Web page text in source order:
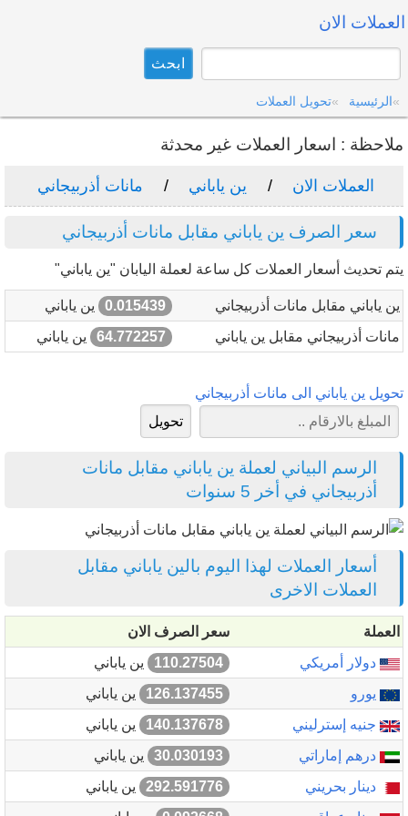
العملات الان
الرئيسية تحويل العملات
ملاحظة : اسعار العملات غير محدثة
العملات الان ين ياباني مانات أذربيجاني
سعر الصرف ين ياباني مقابل مانات أذربيجاني
يتم تحديث أسعار العملات كل ساعة لعملة اليابان "ين ياباني"
ين ياباني مقابل مانات أذربيجاني 0.015439
ين ياباني
مانات أذربيجاني مقابل ين ياباني
64.772257 ين ياباني
تحويل ين ياباني الى مانات أذربيجاني
الرسم البياني لعملة ين ياباني مقابل مانات
أذربيجاني في أخر 5 سنوات
أسعار العملات لهذا اليوم بالين ياباني مقابل
العملات الاخرى
العملة
سعر الصرف الان
دولار أمريكي
110.27504
ين ياباني
يورو
126.137455
ين ياباني
جنيه إسترليني
140.137678
ين ياباني
درهم إماراتي
30.030193
ين ياباني
دينار بحريني
292.591776
ين ياباني